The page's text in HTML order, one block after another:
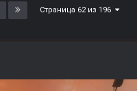
Страница 62 из 196